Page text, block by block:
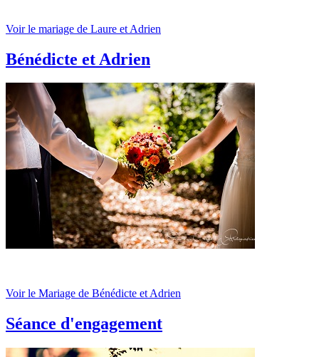
Voir le mariage de Laure et Adrien
Bénédicte et Adrien
Voir le Mariage de Bénédicte et Adrien
Séance d'engagement